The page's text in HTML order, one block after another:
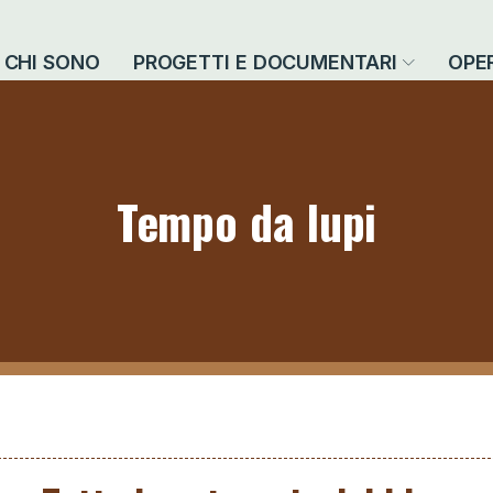
CHI SONO PROGETTI E DOCUMENTARI
Tempo da lupi